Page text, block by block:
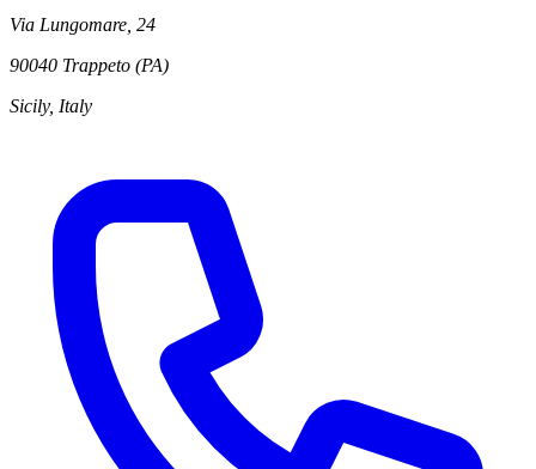
Via Lungomare, 24
90040 Trappeto (PA)
Sicily, Italy